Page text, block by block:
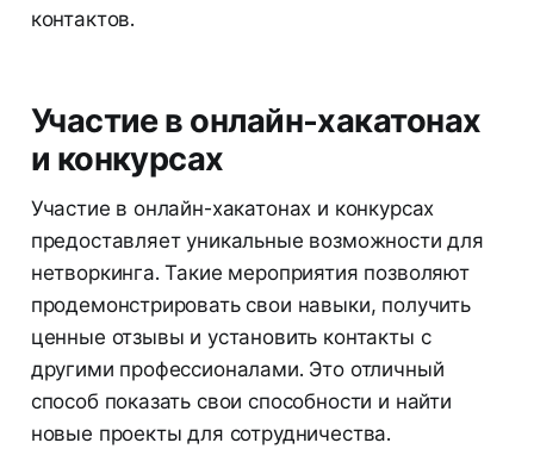
контактов.
Участие в онлайн-хакатонах
и конкурсах
Участие в онлайн-хакатонах и конкурсах
предоставляет уникальные возможности для
нетворкинга. Такие мероприятия позволяют
продемонстрировать свои навыки, получить
ценные отзывы и установить контакты с
другими профессионалами. Это отличный
способ показать свои способности и найти
новые проекты для сотрудничества.